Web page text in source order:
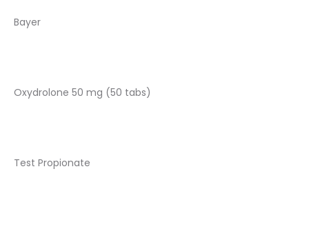
Bayer
Oxydrolone 50 mg (50 tabs)
Test Propionate